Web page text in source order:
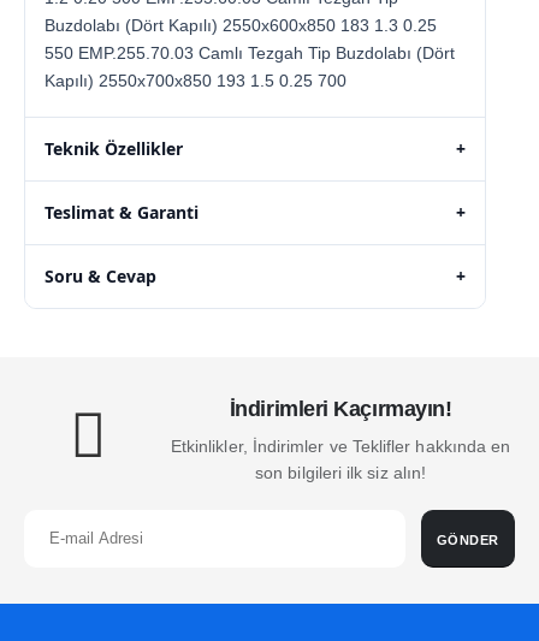
Buzdolabı (Dört Kapılı) 2550x600x850 183 1.3 0.25
550 EMP.255.70.03 Camlı Tezgah Tip Buzdolabı (Dört
Kapılı) 2550x700x850 193 1.5 0.25 700
Teknik Özellikler +
Teslimat & Garanti +
Soru & Cevap +
İndirimleri Kaçırmayın!
Etkinlikler, İndirimler ve Teklifler hakkında en
son bilgileri ilk siz alın!
GÖNDER